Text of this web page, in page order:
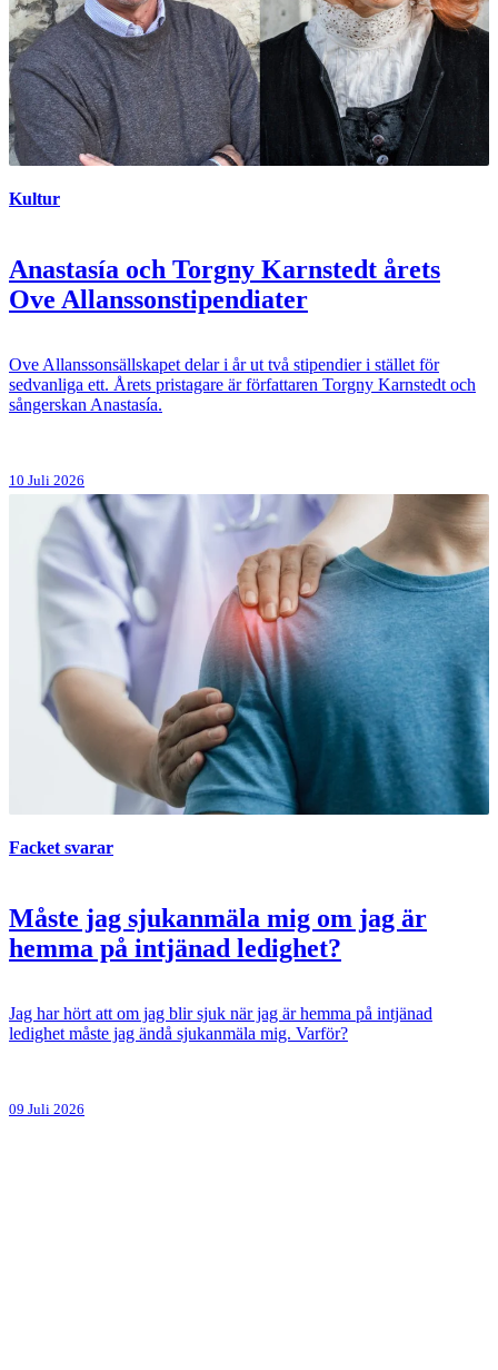
Kultur
Anastasía och Torgny Karnstedt årets
Ove Allanssonstipendiater
Ove Allanssonsällskapet delar i år ut två stipendier i stället för
sedvanliga ett. Årets pristagare är författaren Torgny Karnstedt och
sångerskan Anastasía.
10 Juli 2026
Facket svarar
Måste jag sjukanmäla mig om jag är
hemma på intjänad ledighet?
Jag har hört att om jag blir sjuk när jag är hemma på intjänad
ledighet måste jag ändå sjukanmäla mig. Varför?
09 Juli 2026